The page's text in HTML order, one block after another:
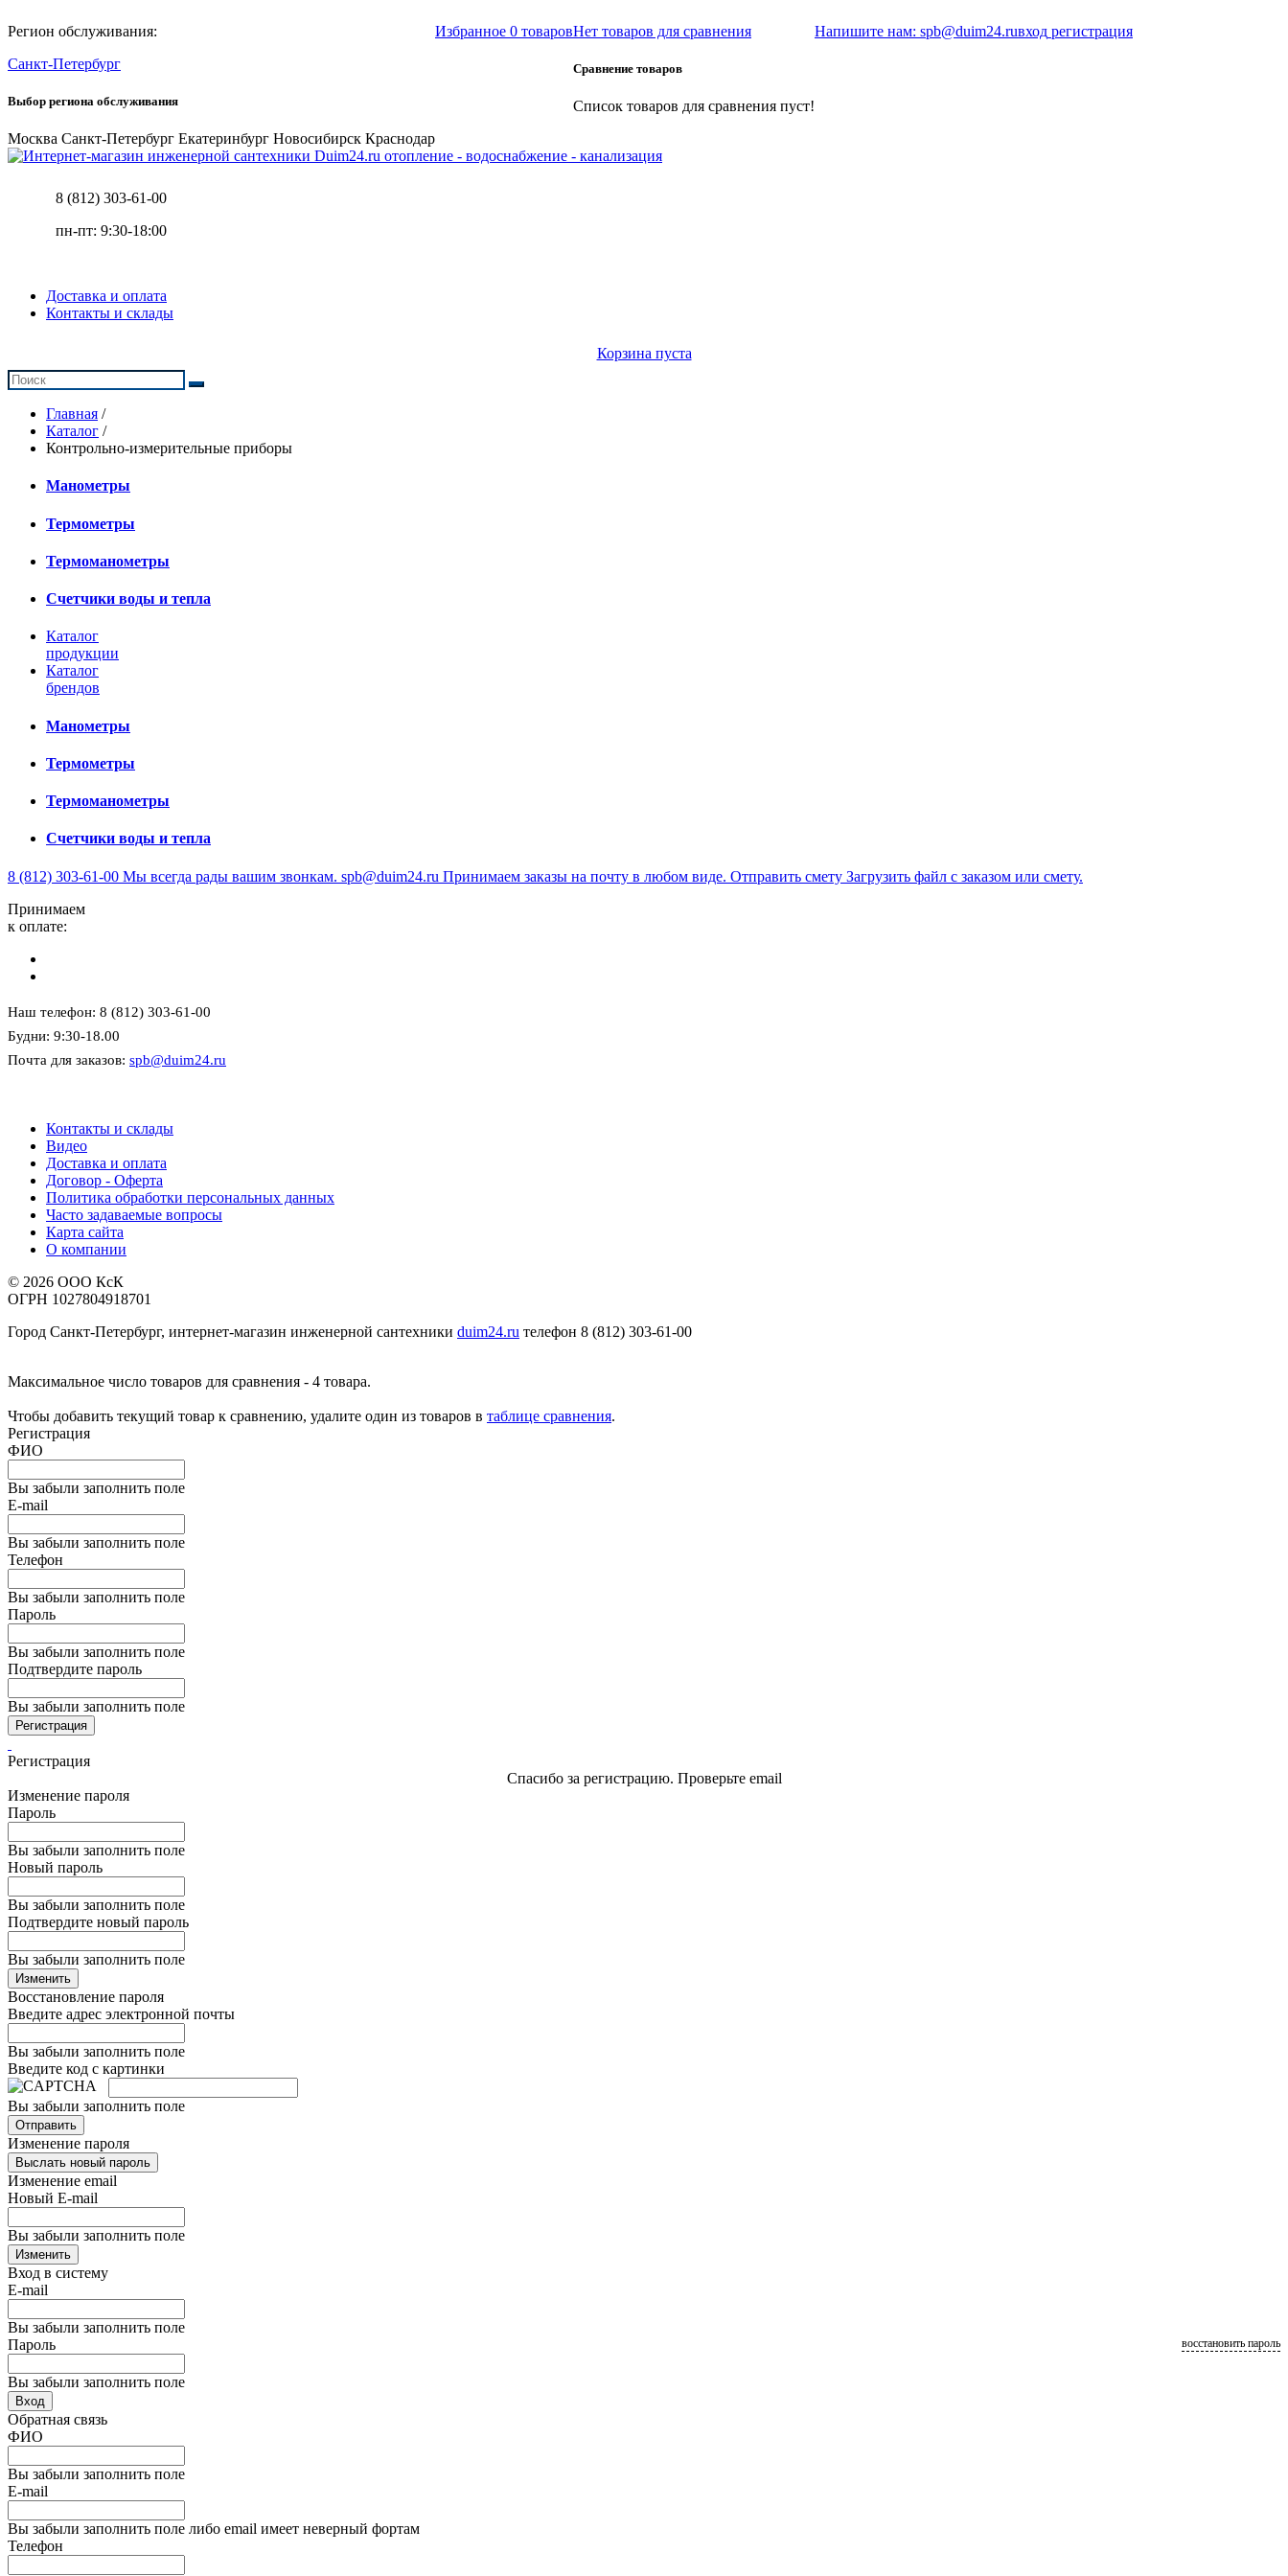
Регион обслуживания:
Санкт-Петербург
Выбор региона обслуживания
Москва Санкт-Петербург Екатеринбург Новосибирск Краснодар
Избранное 0 товаровНет товаров для сравнения
Сравнение товаров
Список товаров для сравнения пуст!
Напишите нам: spb@duim24.ruвход регистрация
отопление - водоснабжение - канализация
8 (812) 303-61-00
пн-пт: 9:30-18:00
Доставка и оплата
Контакты и склады
Корзина пуста
Главная /
Каталог /
Контрольно-измерительные приборы
Манометры
Термометры
Термоманометры
Счетчики воды и тепла
Каталог
продукции
Каталог
брендов
Манометры
Термометры
Термоманометры
Счетчики воды и тепла
8 (812) 303-61-00 Мы всегда рады вашим звонкам. spb@duim24.ru Принимаем заказы на почту в любом виде. Отправить смету Загрузить файл с заказом или смету.
Принимаем
к оплате:
Наш телефон: 8 (812) 303-61-00
Будни: 9:30-18.00
Почта для заказов: spb@duim24.ru
Контакты и склады
Видео
Доставка и оплата
Договор - Оферта
Политика обработки персональных данных
Часто задаваемые вопросы
Карта сайта
О компании
© 2026 ООО КсК
ОГРН 1027804918701
Город Санкт-Петербург, интернет-магазин инженерной сантехники duim24.ru телефон 8 (812) 303-61-00
Максимальное число товаров для сравнения - 4 товара.
Чтобы добавить текущий товар к сравнению, удалите один из товаров в таблице сравнения.
Регистрация
ФИО
Вы забыли заполнить поле
E-mail
Вы забыли заполнить поле
Телефон
Вы забыли заполнить поле
Пароль
Вы забыли заполнить поле
Подтвердите пароль
Вы забыли заполнить поле
Регистрация
Регистрация
Спасибо за регистрацию. Проверьте email
Изменение пароля
Пароль
Вы забыли заполнить поле
Новый пароль
Вы забыли заполнить поле
Подтвердите новый пароль
Вы забыли заполнить поле
Изменить
Восстановление пароля
Введите адрес электронной почты
Вы забыли заполнить поле
Введите код с картинки
Вы забыли заполнить поле
Отправить
Изменение пароля
Выслать новый пароль
Изменение email
Новый E-mail
Вы забыли заполнить поле
Изменить
Вход в систему
E-mail
Вы забыли заполнить поле
Пароль
Вы забыли заполнить поле
восстановить пароль
Вход
Обратная связь
ФИО
Вы забыли заполнить поле
E-mail
Вы забыли заполнить поле либо email имеет неверный фортам
Телефон